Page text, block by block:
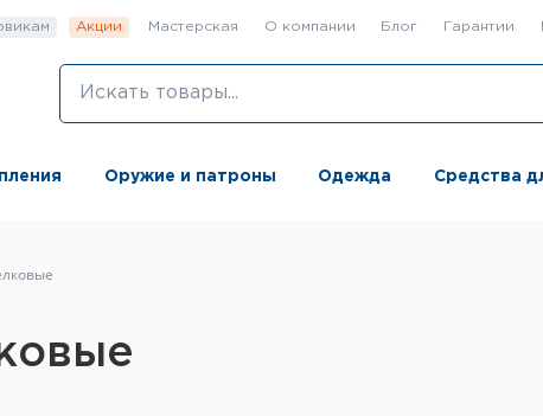
Акции Мастерская О компании Блог Гарантии
Оружие и патроны Одежда Средства